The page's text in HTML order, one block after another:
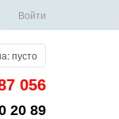
Войти
пусто
056
20 89